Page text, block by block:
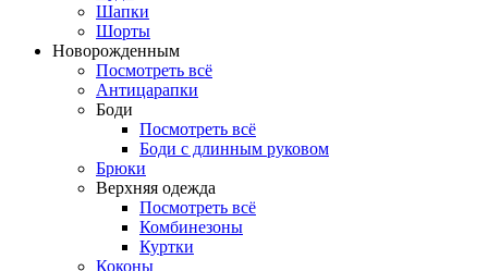
Шапки
Шорты
Новорожденным
Посмотреть всё
Антицарапки
Боди
Посмотреть всё
Боди с длинным руковом
Брюки
Верхняя одежда
Посмотреть всё
Комбинезоны
Куртки
Коконы